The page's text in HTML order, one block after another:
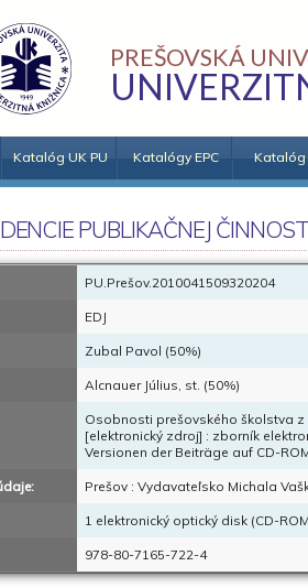
PREŠOVSKÁ
Katalóg UK PU Katalógy EPC Katalóg
PUBLIKAČNEJ
PU.Prešov.2010041509320204
EDJ
Zubal Pavol (50%)
Alcnauer Július, st. (50%)
Osobnosti prešovského školstva
[elektronický zdroj] : zborník
Versionen der Beiträge auf CD-
Prešov : Vydavateľsko Michala
1 elektronický optický disk (CD-
978-80-7165-722-4